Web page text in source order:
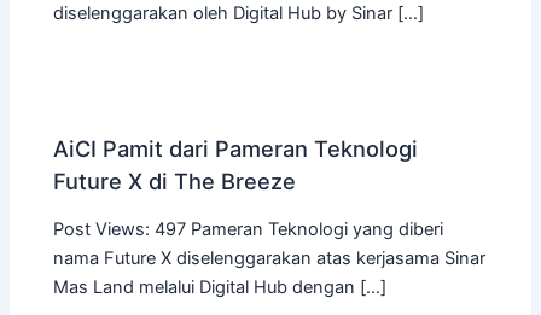
diselenggarakan oleh Digital Hub by Sinar […]
AiCI Pamit dari Pameran Teknologi
Future X di The Breeze
Post Views: 497 Pameran Teknologi yang diberi
nama Future X diselenggarakan atas kerjasama Sinar
Mas Land melalui Digital Hub dengan […]